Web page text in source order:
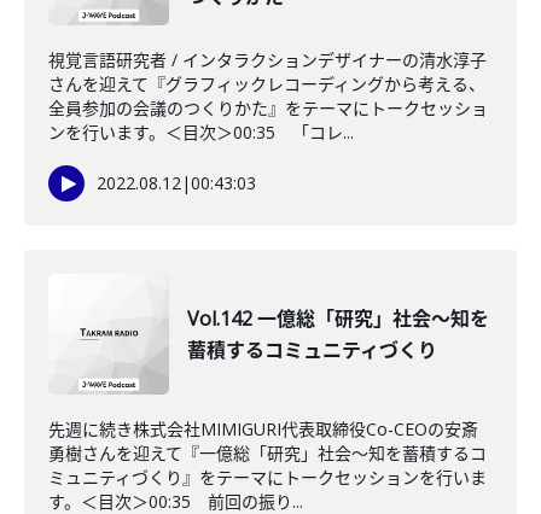
視覚言語研究者 / インタラクションデザイナーの清水淳子
さんを迎えて『グラフィックレコーディングから考える、
全員参加の会議のつくりかた』をテーマにトークセッショ
ンを行います。＜目次＞00:35 「コレ...
2022.08.12|00:43:03
Vol.142 一億総「研究」社会～知を
蓄積するコミュニティづくり
先週に続き株式会社MIMIGURI代表取締役Co-CEOの安斎
勇樹さんを迎えて『一億総「研究」社会～知を蓄積するコ
ミュニティづくり』をテーマにトークセッションを行いま
す。＜目次＞00:35 前回の振り...